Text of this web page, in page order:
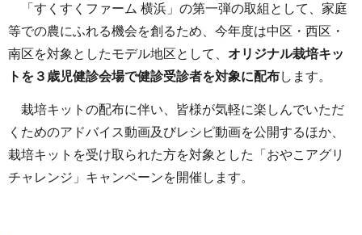
「すくすくファーム 横浜」の第一弾の取組として、家庭
等での農にふれる機会を創るため、今年度は中区・西区・
南区を対象としたモデル地区として、 オリジナル栽培キッ
トを３歳児健診会場で健診受診者を対象に配布します。
栽培キットの配布に伴い、皆様が気軽に楽しんでいただ
くためのアドバイス動画及びレシピ動画を公開するほか、
栽培キットを受け取られた方を対象とした「おやこアグリ
チャレンジ」キャンペーンを開催します。